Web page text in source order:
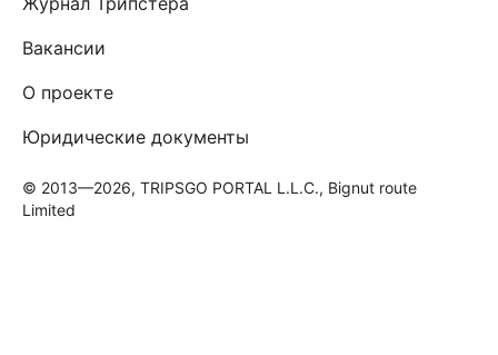
Вакансии
О проекте
Юридические документы
© 2013—2026, TRIPSGO PORTAL L.L.C., Bignut route
Limited